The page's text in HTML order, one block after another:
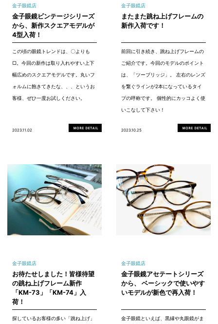
金子眼鏡店
金子眼鏡ビンテージシリーズ
から、新作スクエアモデルが
4型入荷！
この頃の眼鏡トレンドは、〇よりも
▢。今回の新作は取り入れやすい上下
幅広めのスクエアモデルです。丸いフ
ォルムに飽きてきたな、、、というお
客様、ぜひ一度お試しください。
2023.11.02
金子眼鏡店
またまた跳ね上げフレームの
新作入荷です！
前回に引き続き、跳ね上げフレームの
ご紹介です。今回のモデルのポイント
は、「ツーブリッジ」。 左右のレンズ
を繋ぐラインが2本になっているタイ
プの呼称です。 個性的にカッコよく使
いこなして下さい！
2023.10.25
金子眼鏡店
お待たせしました！皆様待望
の跳ね上げフレーム新作
「KM-73」「KM-74」入
荷！
探しているお客様の多い「跳ね上げ」
金子眼鏡店
金子眼鏡アセテートシリーズ
から、 ベーシックで使いやす
いモデルが新色で再入荷！
金子眼鏡といえば、黒縁や丸眼鏡がま